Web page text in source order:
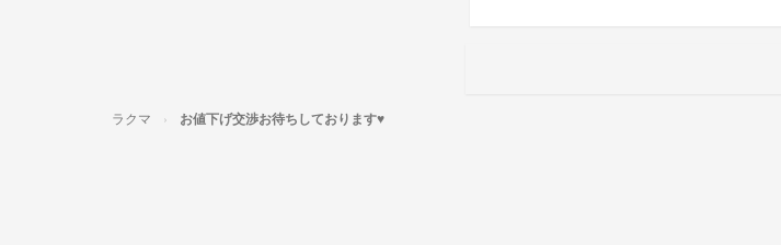
ラクマ お値下げ交渉お待ちしております♥️